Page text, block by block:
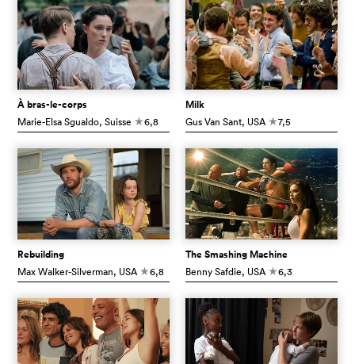
À bras-le-corps
Marie-Elsa Sgualdo, Suisse c6,8
Milk
Gus Van Sant, USA c7,5
Rebuilding
Max Walker-Silverman, USA c6,8
The Smashing Machine
Benny Safdie, USA c6,3